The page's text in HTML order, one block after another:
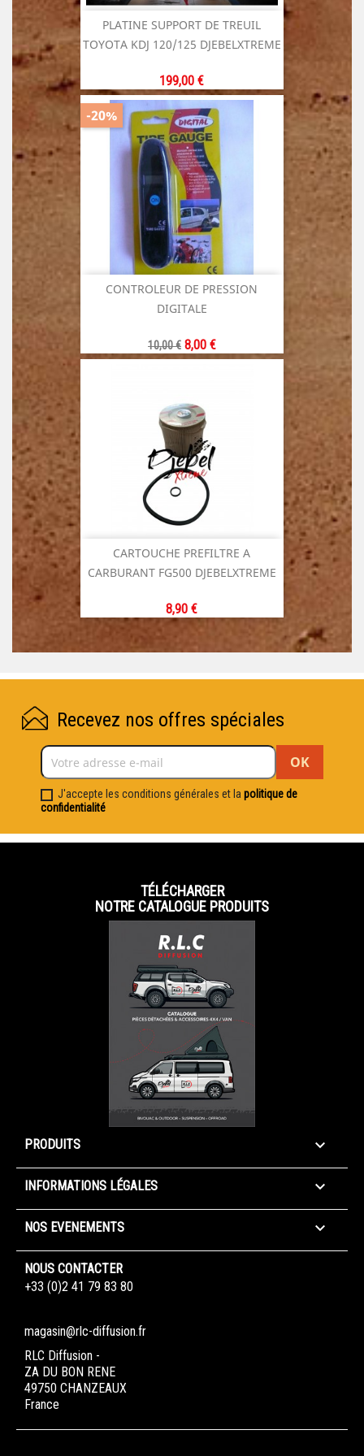
PLATINE SUPPORT DE TREUIL
TOYOTA KDJ 120/125 DJEBELXTREME
Prix
199,00 €
CONTROLEUR DE PRESSION
DIGITALE
Prix
de
10,00 € Prix
8,00 €
-20%
CARTOUCHE PREFILTRE A
CARBURANT FG500 DJEBELXTREME
Prix
8,90 €
Recevez nos offres spéciales
J'accepte les conditions générales et la politique de
confidentialité
TÉLÉCHARGER
NOTRE CATALOGUE PRODUITS
PRODUITS 
INFORMATIONS LÉGALES 
NOS EVENEMENTS 
NOUS CONTACTER
+33 (0)2 41 79 83 80
magasin@rlc-diffusion.fr
RLC Diffusion -
ZA DU BON RENE
49750 CHANZEAUX
France